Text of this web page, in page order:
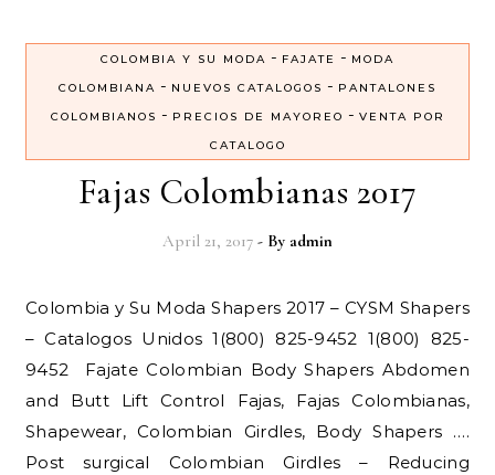
COLOMBIA Y SU MODA - FAJATE - MODA
COLOMBIANA - NUEVOS CATALOGOS - PANTALONES
COLOMBIANOS - PRECIOS DE MAYOREO - VENTA POR
CATALOGO
Fajas Colombianas 2017
April 21, 2017 - By admin
Colombia y Su Moda Shapers 2017 – CYSM Shapers
– Catalogos Unidos 1(800) 825-9452 1(800) 825-
9452 Fajate Colombian Body Shapers Abdomen
and Butt Lift Control Fajas, Fajas Colombianas,
Shapewear, Colombian Girdles, Body Shapers ….
Post surgical Colombian Girdles – Reducing